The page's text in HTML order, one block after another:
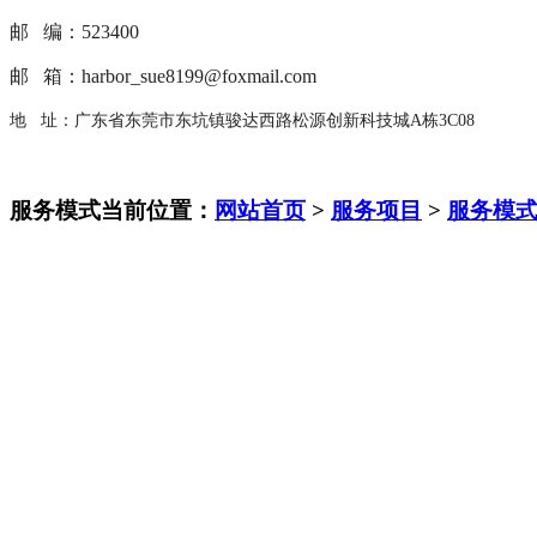
邮 编：523400
邮 箱：harbor_sue8199@foxmail.com
地 址：广东省东莞市东坑镇骏达西路松源创新科技城A栋3C08
服务模式当前位置： 网站首页 > 服务项目 > 服务模式